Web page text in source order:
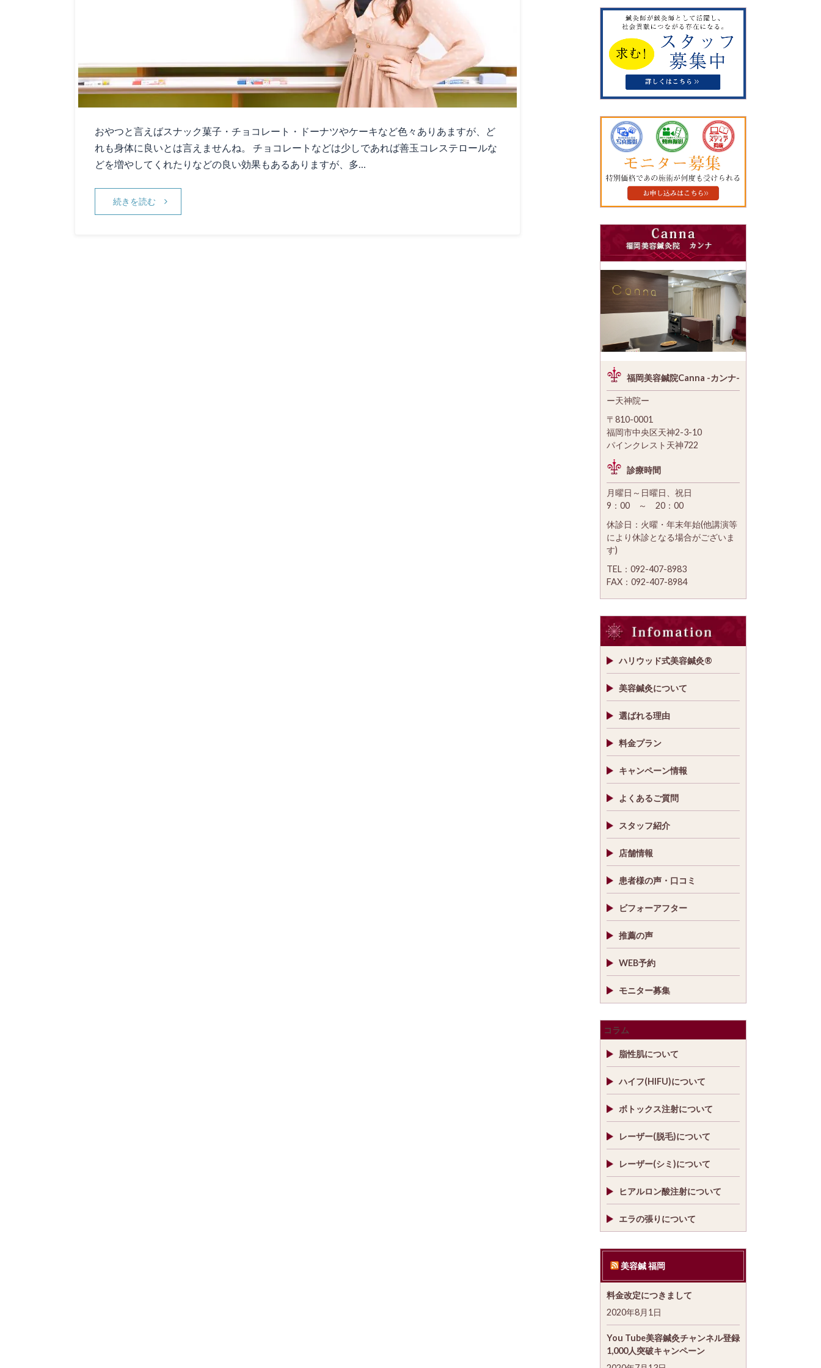
おやつと言えばスナック菓子・チョコレート・ドーナツやケーキなど色々ありあますが、ど
れも身体に良いとは言えませんね。 チョコレートなどは少しであれば善玉コレステロールな
どを増やしてくれたりなどの良い効果もあるありますが、多…
続きを読む
福岡美容鍼院Canna -カンナ-
ー天神院ー
〒810-0001
福岡市中央区天神2-3-10
パインクレスト天神722
診療時間
月曜日～日曜日、祝日
9：00 ～ 20：00
休診日：火曜・年末年始(他講演等
により休診となる場合がございま
す)
TEL：092-407-8983
FAX：092-407-8984
ハリウッド式美容鍼灸®
美容鍼灸について
選ばれる理由
料金プラン
キャンペーン情報
よくあるご質問
スタッフ紹介
店舗情報
患者様の声・口コミ
ビフォーアフター
推薦の声
WEB予約
モニター募集
コラム
脂性肌について
ハイフ(HIFU)について
ボトックス注射について
レーザー(脱毛)について
レーザー(シミ)について
ヒアルロン酸注射について
エラの張りについて
美容鍼 福岡
料金改定につきまして
2020年8月1日
You Tube美容鍼灸チャンネル登録
1,000人突破キャンペーン